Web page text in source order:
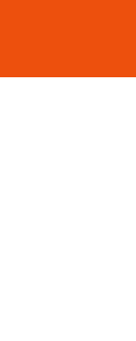
contenido